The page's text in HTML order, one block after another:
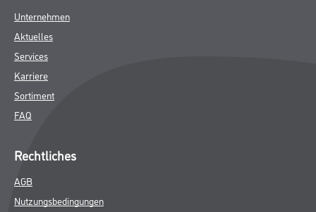
Unternehmen
Aktuelles
Services
Karriere
Sortiment
FAQ
Rechtliches
AGB
Nutzungsbedingungen